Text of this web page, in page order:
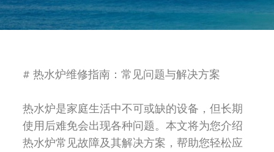
# 热水炉维修指南：常见问题与解决方案
热水炉是家庭生活中不可或缺的设备，但长期
使用后难免会出现各种问题。本文将为您介绍
热水炉常见故障及其解决方案，帮助您轻松应